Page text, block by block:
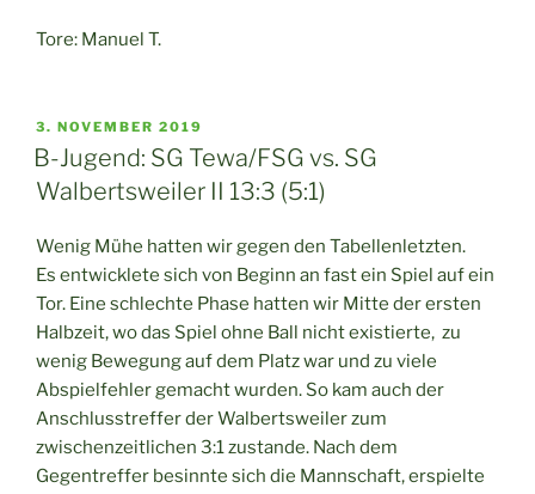
Tore: Manuel T.
VERÖFFENTLICHT
AM
3. NOVEMBER 2019
B-Jugend: SG Tewa/FSG vs. SG
Walbertsweiler II 13:3 (5:1)
Wenig Mühe hatten wir gegen den Tabellenletzten.
Es entwicklete sich von Beginn an fast ein Spiel auf ein
Tor. Eine schlechte Phase hatten wir Mitte der ersten
Halbzeit, wo das Spiel ohne Ball nicht existierte, zu
wenig Bewegung auf dem Platz war und zu viele
Abspielfehler gemacht wurden. So kam auch der
Anschlusstreffer der Walbertsweiler zum
zwischenzeitlichen 3:1 zustande. Nach dem
Gegentreffer besinnte sich die Mannschaft, erspielte